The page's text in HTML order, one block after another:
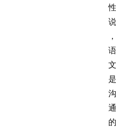
性
说
，
语
文
是
沟
通
的